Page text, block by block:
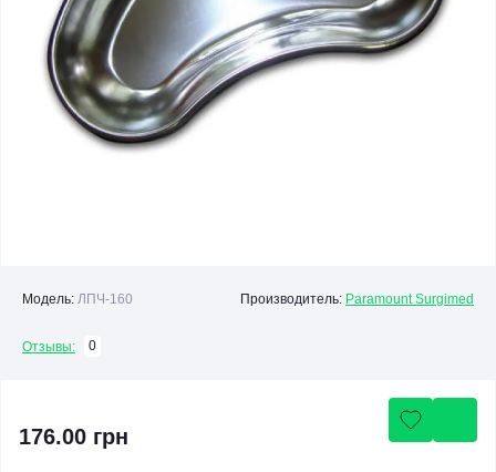
Модель: ЛПЧ-160 Производитель: Paramount Surgimed
Отзывы: 0
176.00 грн